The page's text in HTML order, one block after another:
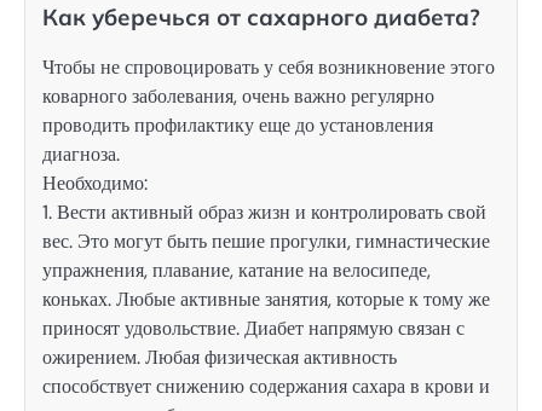
Как уберечься от сахарного диабета?
Чтобы не спровоцировать у себя возникновение этого
коварного заболевания, очень важно регулярно
проводить профилактику еще до установления
диагноза.
Необходимо:
1. Вести активный образ жизн и контролировать свой
вес. Это могут быть пешие прогулки, гимнастические
упражнения, плавание, катание на велосипеде,
коньках. Любые активные занятия, которые к тому же
приносят удовольствие. Диабет напрямую связан с
ожирением. Любая физическая активность
способствует снижению содержания сахара в крови и